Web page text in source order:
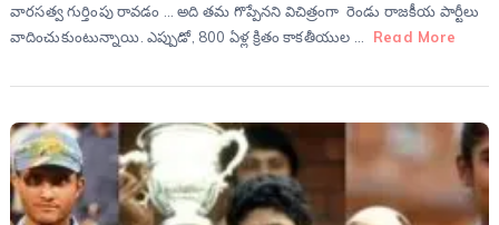
వారసత్వ గుర్తింపు రావడం … అది తమ గొప్పేనని విచిత్రంగా రెండు రాజకీయ పార్టీలు
వాదించుకుంటున్నాయి. ఎప్పుడో, 800 ఏళ్ల క్రితం కాకతీయుల …
Read More